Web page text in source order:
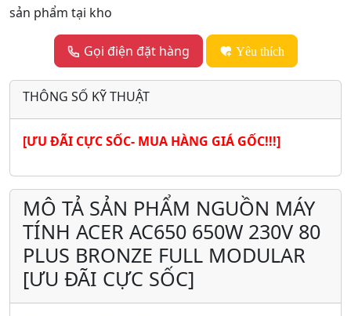
sản phẩm tại kho
Gọi điện đặt hàng Yêu thích
THÔNG SỐ KỸ THUẬT
[ƯU ĐÃI CỰC SỐC- MUA HÀNG GIÁ GỐC!!!]
MÔ TẢ SẢN PHẨM NGUỒN MÁY
TÍNH ACER AC650 650W 230V 80
PLUS BRONZE FULL MODULAR
[ƯU ĐÃI CỰC SỐC]